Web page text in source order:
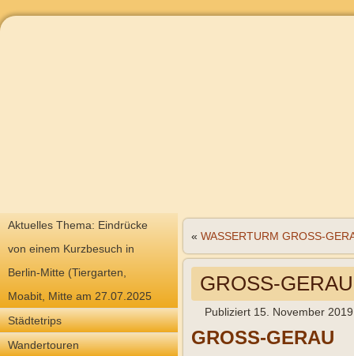
Aktuelles Thema: Eindrücke
von einem Kurzbesuch in
Berlin-Mitte (Tiergarten,
Moabit, Mitte am 27.07.2025
Städtetrips
Wandertouren
« WASSERTURM GROSS-
GROSS-GERAU
Publiziert 15. November 2019
GROSS-GERAU